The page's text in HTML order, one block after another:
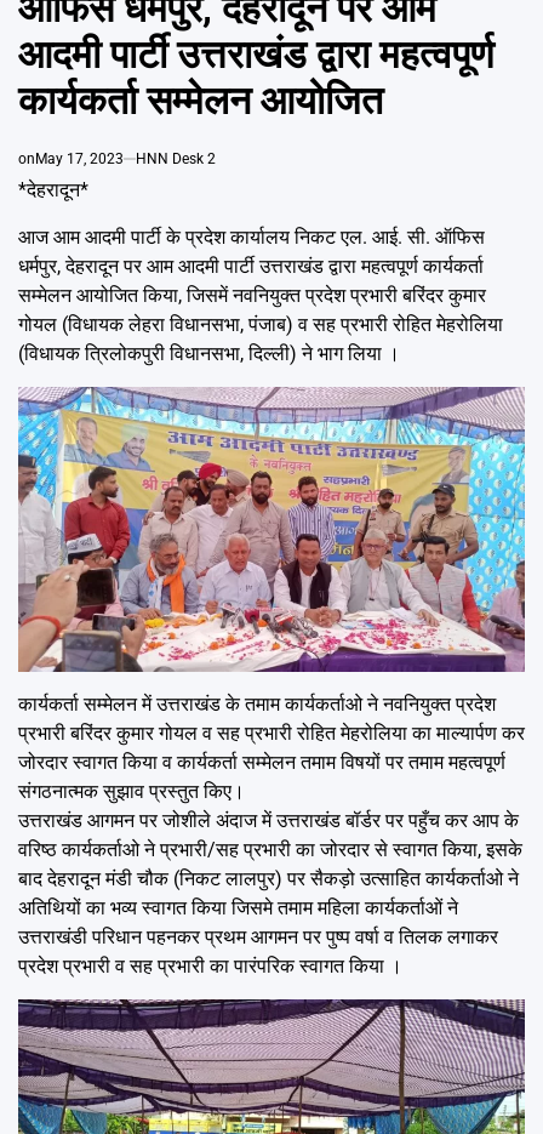
आदमी पार्टी उत्तराखंड द्वारा महत्वपूर्ण
कार्यकर्ता सम्मेलन आयोजित
on May 17, 2023 HNN Desk 2
*देहरादून*
आज आम आदमी पार्टी के प्रदेश कार्यालय निकट एल. आई. सी. ऑफिस
धर्मपुर, देहरादून पर आम आदमी पार्टी उत्तराखंड द्वारा महत्वपूर्ण कार्यकर्ता
सम्मेलन आयोजित किया, जिसमें नवनियुक्त प्रदेश प्रभारी बरिंदर कुमार
गोयल (विधायक लेहरा विधानसभा, पंजाब) व सह प्रभारी रोहित मेहरोलिया
(विधायक त्रिलोकपुरी विधानसभा, दिल्ली) ने भाग लिया ।
कार्यकर्ता सम्मेलन में उत्तराखंड के तमाम कार्यकर्ताओ ने नवनियुक्त प्रदेश
प्रभारी बरिंदर कुमार गोयल व सह प्रभारी रोहित मेहरोलिया का माल्यार्पण कर
जोरदार स्वागत किया व कार्यकर्ता सम्मेलन तमाम विषयों पर तमाम महत्वपूर्ण
संगठनात्मक सुझाव प्रस्तुत किए।
उत्तराखंड आगमन पर जोशीले अंदाज में उत्तराखंड बॉर्डर पर पहुँच कर आप के
वरिष्ठ कार्यकर्ताओ ने प्रभारी/सह प्रभारी का जोरदार से स्वागत किया, इसके
बाद देहरादून मंडी चौक (निकट लालपुर) पर सैकड़ो उत्साहित कार्यकर्ताओ ने
अतिथियों का भव्य स्वागत किया जिसमे तमाम महिला कार्यकर्ताओं ने
उत्तराखंडी परिधान पहनकर प्रथम आगमन पर पुष्प वर्षा व तिलक लगाकर
प्रदेश प्रभारी व सह प्रभारी का पारंपरिक स्वागत किया ।